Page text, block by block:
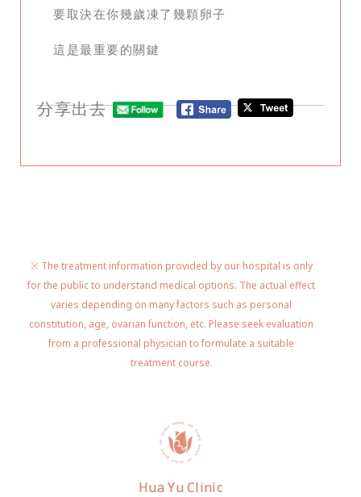
要取決在你幾歲凍了幾顆卵子
這是最重要的關鍵
分享出去
※ The treatment information provided by our hospital is only
for the public to understand medical options. The actual effect
varies depending on many factors such as personal
constitution, age, ovarian function, etc. Please seek evaluation
from a professional physician to formulate a suitable
treatment course.
Hua Yu Clinic